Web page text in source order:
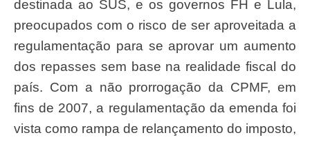
destinada ao SUS, e os governos FH e Lula,
preocupados com o risco de ser aproveitada a
regulamentação para se aprovar um aumento
dos repasses sem base na realidade fiscal do
país. Com a não prorrogação da CPMF, em
fins de 2007, a regulamentação da emenda foi
vista como rampa de relançamento do imposto,